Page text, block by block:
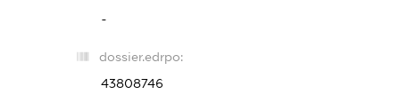
-
dossier.edrpo:
43808746